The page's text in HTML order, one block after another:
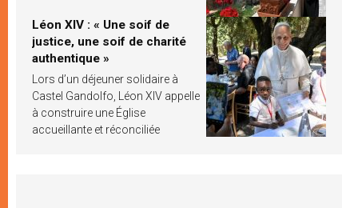
Léon XIV : « Une soif de
justice, une soif de charité
authentique »
Lors d’un déjeuner solidaire à
Castel Gandolfo, Léon XIV appelle
à construire une Église
accueillante et réconciliée